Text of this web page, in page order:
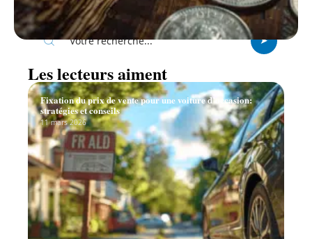
Recherche
Les lecteurs aiment
Fixation du prix de vente pour une voiture d’occasion:
stratégies et conseils
11 mars 2026